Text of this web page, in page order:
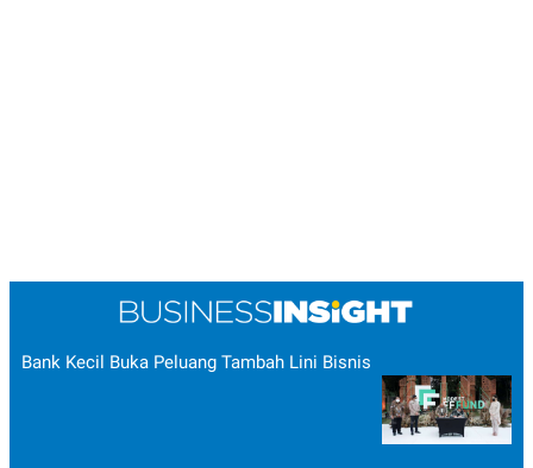
Bank Kecil Buka Peluang Tambah Lini Bisnis